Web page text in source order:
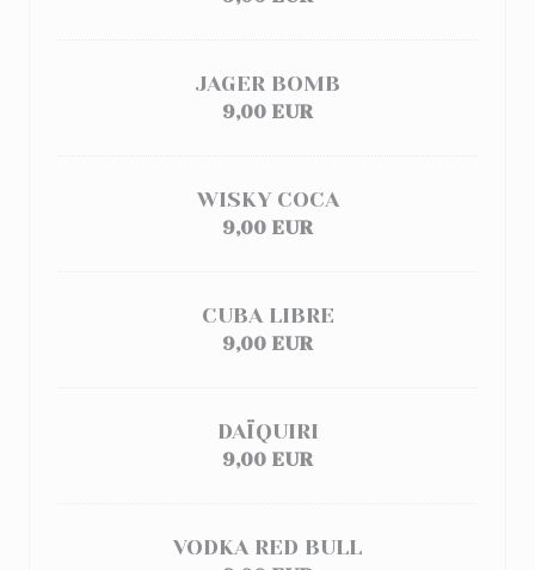
JAGER BOMB
9,00 EUR
WISKY COCA
9,00 EUR
CUBA LIBRE
9,00 EUR
DAÏQUIRI
9,00 EUR
VODKA RED BULL